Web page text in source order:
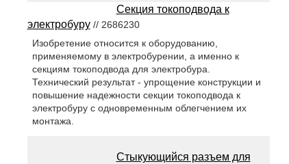
Секция токоподвода к
электробуру// 2686230
Изобретение относится к оборудованию,
применяемому в электробурении, а именно к
секциям токоподвода для электробура.
Технический результат - упрощение конструкции и
повышение надежности секции токоподвода к
электробуру с одновременным облегчением их
монтажа.
Стыкующийся разъем для